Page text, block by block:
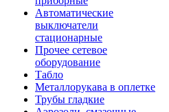
Автоматические
выключатели
стационарные
Прочее сетевое
оборудование
Табло
Металлорукава в оплетке
Трубы гладкие